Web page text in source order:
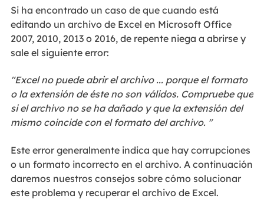
Si ha encontrado un caso de que cuando está
editando un archivo de Excel en Microsoft Office
2007, 2010, 2013 o 2016, de repente niega a abrirse y
sale el siguiente error:
"Excel no puede abrir el archivo ... porque el formato
o la extensión de éste no son válidos. Compruebe que
si el archivo no se ha dañado y que la extensión del
mismo coincide con el formato del archivo. "
Este error generalmente indica que hay corrupciones
o un formato incorrecto en el archivo. A continuación
daremos nuestros consejos sobre cómo solucionar
este problema y recuperar el archivo de Excel.